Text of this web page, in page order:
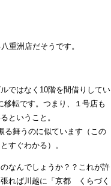
重洲店だそうです。
ではなく10階を間借りしてい
転です。つまり、１号店も
ということ。
る舞うのに似ています（この
すぐわかる）。
なんでしょうか？？これが許
れば川越に「京都 くらづく